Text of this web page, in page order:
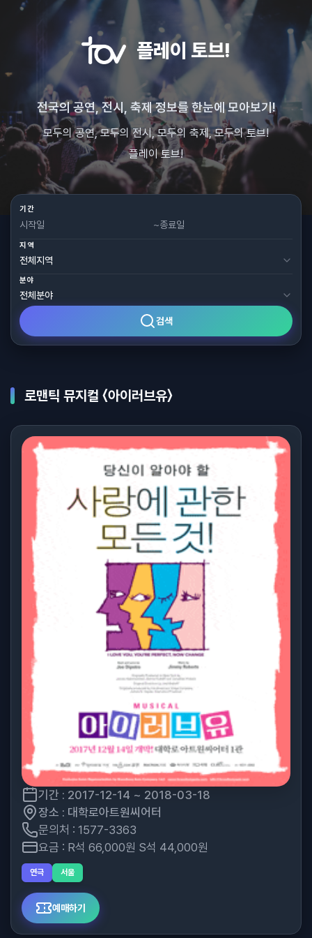
플레이 토브!
전국의 공연, 전시, 축제 정보를 한눈에 모아보기!
모두의 공연, 모두의 전시, 모두의 축제, 모두의 토브!
플레이 토브!
기간
~
지역
분야
검색
로맨틱 뮤지컬 〈아이러브유〉
기간 : 2017-12-14 ~ 2018-03-18
장소 : 대학로아트원씨어터
문의처 : 1577-3363
요금 : R석 66,000원 S석 44,000원
연극 서울
예매하기